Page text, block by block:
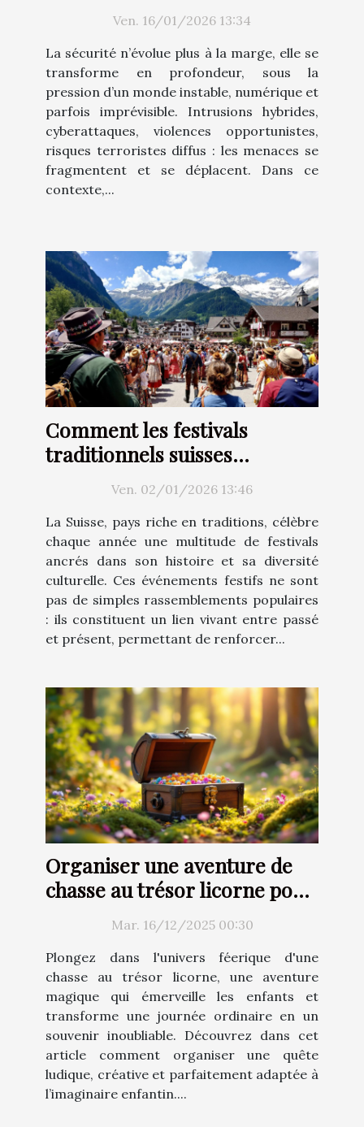
Ven. 16/01/2026 13:34
La sécurité n’évolue plus à la marge, elle se
transforme en profondeur, sous la
pression d’un monde instable, numérique et
parfois imprévisible. Intrusions hybrides,
cyberattaques, violences opportunistes,
risques terroristes diffus : les menaces se
fragmentent et se déplacent. Dans ce
contexte,...
Comment les festivals
traditionnels suisses
renforcent-ils l'identité
culturelle ?Ven. 02/01/2026 13:46
La Suisse, pays riche en traditions, célèbre
chaque année une multitude de festivals
ancrés dans son histoire et sa diversité
culturelle. Ces événements festifs ne sont
pas de simples rassemblements populaires
: ils constituent un lien vivant entre passé
et présent, permettant de renforcer...
Organiser une aventure de
chasse au trésor licorne pour
enfantsMar. 16/12/2025 00:30
Plongez dans l'univers féerique d'une
chasse au trésor licorne, une aventure
magique qui émerveille les enfants et
transforme une journée ordinaire en un
souvenir inoubliable. Découvrez dans cet
article comment organiser une quête
ludique, créative et parfaitement adaptée à
l’imaginaire enfantin....